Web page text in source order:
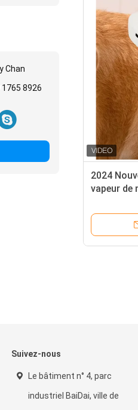
Chan
8926
2024
vapeur de
peigne
brosse à
Suivez-nous
Le bâtiment n° 4, parc
industriel BaiDai, ville de